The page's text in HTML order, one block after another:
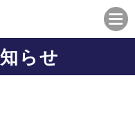
らせ